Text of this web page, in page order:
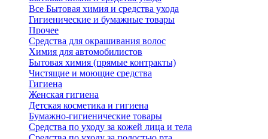
Все Бытовая химия и средства ухода
Гигиенические и бумажные товары
Прочее
Средства для окрашивания волос
Химия для автомобилистов
Бытовая химия (прямые контракты)
Чистящие и моющие средства
Гигиена
Женская гигиена
Детская косметика и гигиена
Бумажно-гигиенические товары
Средства по уходу за кожей лица и тела